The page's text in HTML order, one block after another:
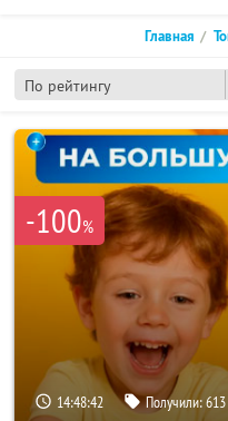
По рейтингу
Главная
-100%
14:48:42 Получили:613